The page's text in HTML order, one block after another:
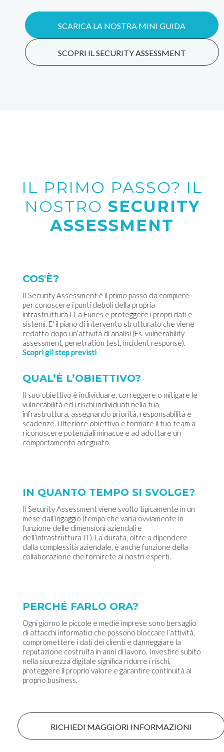
SCARICA LA NOSTRA MINI GUIDA
SCOPRI IL SECURITY ASSESSMENT
IL PRIMO PASSO? IL
NOSTRO SECURITY
ASSESSMENT
COS'È?
Il Security Assessment è il primo passo da compiere
per conoscere i punti deboli della propria
infrastruttura IT a Funes e proteggere i propri dati e
sistemi. E' il piano di intervento strutturato che viene
redatto dopo un’attività di analisi (Es. vulnerability
assessment, penetration test, incident response).
Scopri gli step previsti
QUAL’È L’OBIETTIVO?
Il suo obiettivo è individuare, correggere o mitigare le
vulnerabilità ed i rischi individuati nella tua
infrastruttura, assegnando priorità, responsabilità e
scadenze. Ulteriore obiettivo e formare il tuo team a
riconoscere potenziali minacce e ad adottare un
comportamento adeguato.
IN QUANTO TEMPO SI SVOLGE?
Il Security Assessment viene svolto tipicamente in un
mese dall’ingaggio (tempo che varia ovviamente in
funzione delle dimensioni aziendali e
dell’infrastruttura IT). La durata, oltre a dipendere
dalla complessità aziendale, è anche funzione della
collaborazione che fornirete ai nostri esperti.
PERCHÉ FARLO ORA?
Ogni giorno le piccole e medie imprese sono bersaglio
di attacchi informatici che possono bloccare l’attività,
compromettere i dati dei clienti e danneggiare la
reputazione costruita in anni di lavoro. Investire subito
nella sicurezza digitale significa ridurre i rischi,
proteggere il proprio valore e garantire continuità al
proprio business.
RICHIEDI MAGGIORI INFORMAZIONI